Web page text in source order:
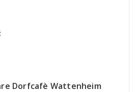
Dorfcafè Wattenheim